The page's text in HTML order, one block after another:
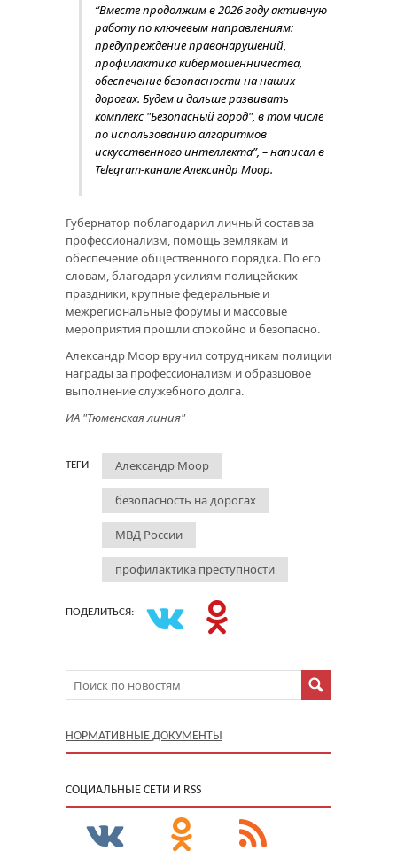
“Вместе продолжим в 2026 году активную
работу по ключевым направлениям:
предупреждение правонарушений,
профилактика кибермошенничества,
обеспечение безопасности на наших
дорогах. Будем и дальше развивать
комплекс "Безопасный город", в том числе
по использованию алгоритмов
искусственного интеллекта”, – написал в
Telegram-канале Александр Моор.
Губернатор поблагодарил личный состав за
профессионализм, помощь землякам и
обеспечение общественного порядка. По его
словам, благодаря усилиям полицейских
праздники, крупные федеральные и
межрегиональные форумы и массовые
мероприятия прошли спокойно и безопасно.
Александр Моор вручил сотрудникам полиции
награды за профессионализм и образцовое
выполнение служебного долга.
ИА "Тюменская линия"
ТЕГИ Александр Моор
безопасность на дорогах
МВД России
профилактика преступности
ПОДЕЛИТЬСЯ:
НОРМАТИВНЫЕ ДОКУМЕНТЫ
CОЦИАЛЬНЫЕ СЕТИ И RSS